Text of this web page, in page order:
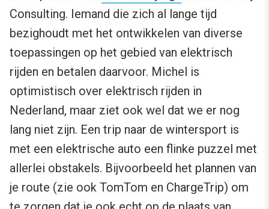
Consulting. Iemand die zich al lange tijd
bezighoudt met het ontwikkelen van diverse
toepassingen op het gebied van elektrisch
rijden en betalen daarvoor. Michel is
optimistisch over elektrisch rijden in
Nederland, maar ziet ook wel dat we er nog
lang niet zijn. Een trip naar de wintersport is
met een elektrische auto een flinke puzzel met
allerlei obstakels. Bijvoorbeeld het plannen van
je route (zie ook TomTom en ChargeTrip) om